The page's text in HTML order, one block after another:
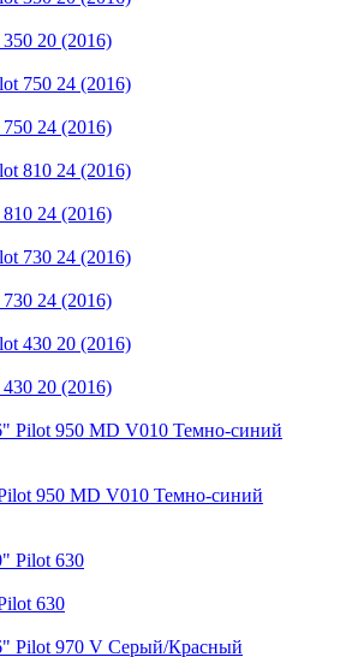
20 (2016)
24 (2016)
24 (2016)
24 (2016)
20 (2016)
950 MD V010 Темно-синий
630